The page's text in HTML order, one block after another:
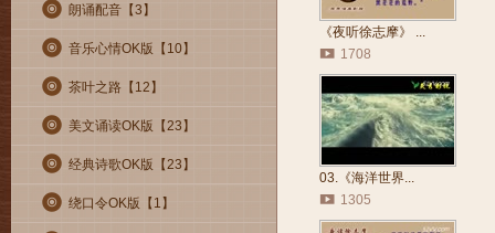
朗诵配音【3 】
音乐心情OK版【 10】
茶叶之路【 12 】
美文诵读OK版【23 】
经典诗歌OK版【23 】
绕口令OK版【 1 】
《夜听徐志摩》 ...
1708
03.《海洋世界...
1305